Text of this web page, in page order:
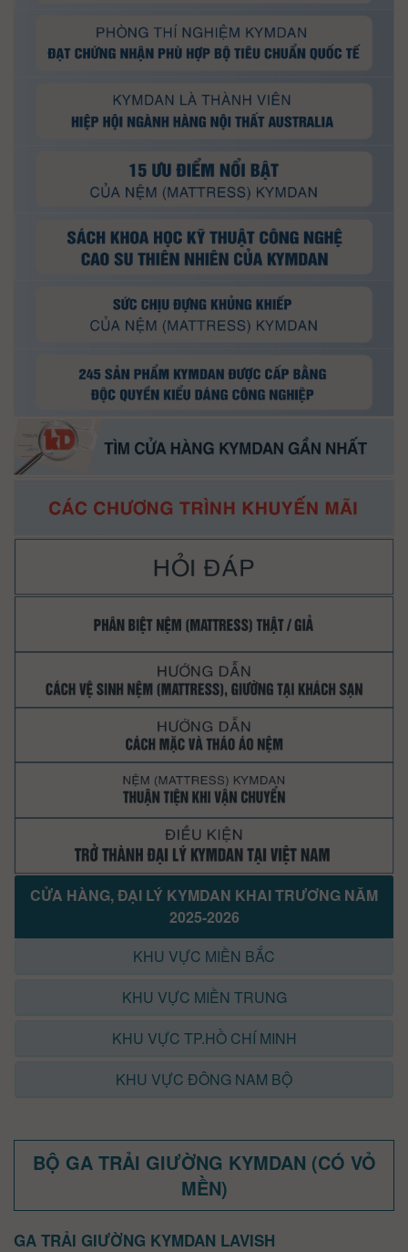
CỬA HÀNG, ĐẠI LÝ KYMDAN KHAI TRƯƠNG NĂM
2025-2026
KHU VỰC MIỀN BẮC
KHU VỰC MIỀN TRUNG
KHU VỰC TP.HỒ CHÍ MINH
KHU VỰC ĐÔNG NAM BỘ
BỘ GA TRẢI GIƯỜNG KYMDAN (CÓ VỎ
MỀN)
GA TRẢI GIƯỜNG KYMDAN LAVISH